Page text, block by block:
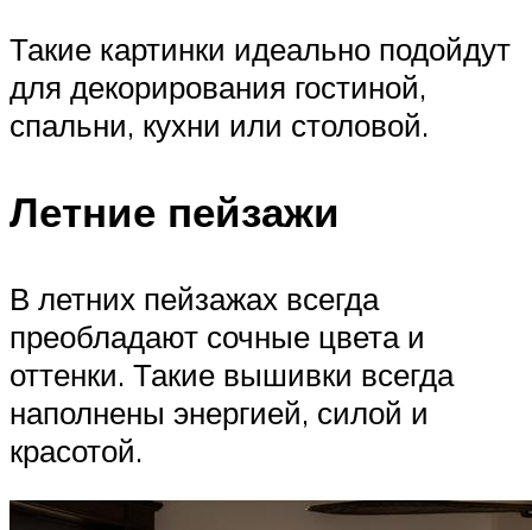
Такие картинки идеально подойдут
для декорирования гостиной,
спальни, кухни или столовой.
Летние пейзажи
В летних пейзажах всегда
преобладают сочные цвета и
оттенки. Такие вышивки всегда
наполнены энергией, силой и
красотой.